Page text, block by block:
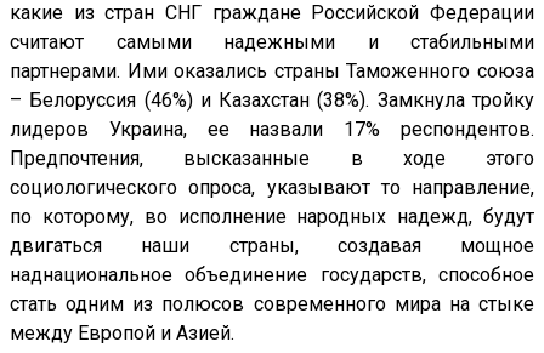
какие из стран СНГ граждане Российской Федерации
считают самыми надежными и стабильными
партнерами. Ими оказались страны Таможенного союза
– Белоруссия (46%) и Казахстан (38%). Замкнула тройку
лидеров Украина, ее назвали 17% респондентов.
Предпочтения, высказанные в ходе этого
социологического опроса, указывают то направление,
по которому, во исполнение народных надежд, будут
двигаться наши страны, создавая мощное
наднациональное объединение государств, способное
стать одним из полюсов современного мира на стыке
между Европой и Азией.